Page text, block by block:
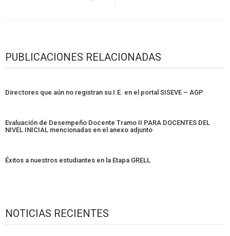
PUBLICACIONES RELACIONADAS
Directores que aún no registran su I.E. en el portal SISEVE – AGP
Evaluación de Desempeño Docente Tramo II PARA DOCENTES DEL
NIVEL INICIAL mencionadas en el anexo adjunto
Éxitos a nuestros estudiantes en la Etapa GRELL
NOTICIAS RECIENTES